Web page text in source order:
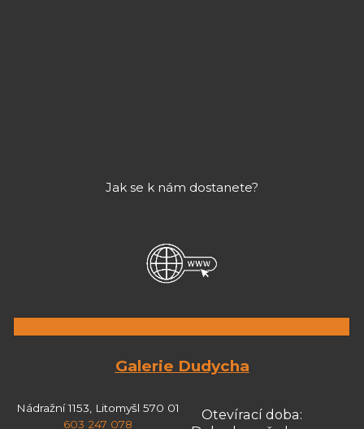
Jak se k nám dostanete?
Galerie Dudycha
Nádražní 1153, Litomyšl 570 01
603 247 078
Otevírací doba: